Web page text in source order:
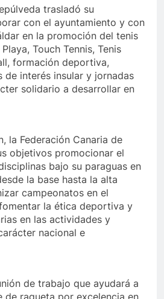
trasladó su
con el ayuntamiento y con
en la promoción del tenis
Touch Tennis, Tenis
formación deportiva,
interés insular y jornadas
solidario a desarrollar en
la Federación Canaria de
objetivos promocionar el
bajo su paraguas en
la base hasta la alta
campeonatos en el
la ética deportiva y
en las actividades y
nacional e
de trabajo que ayudará a